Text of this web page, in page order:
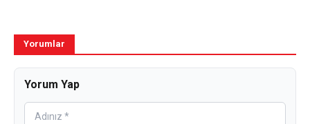
Yorumlar
Yorum Yap